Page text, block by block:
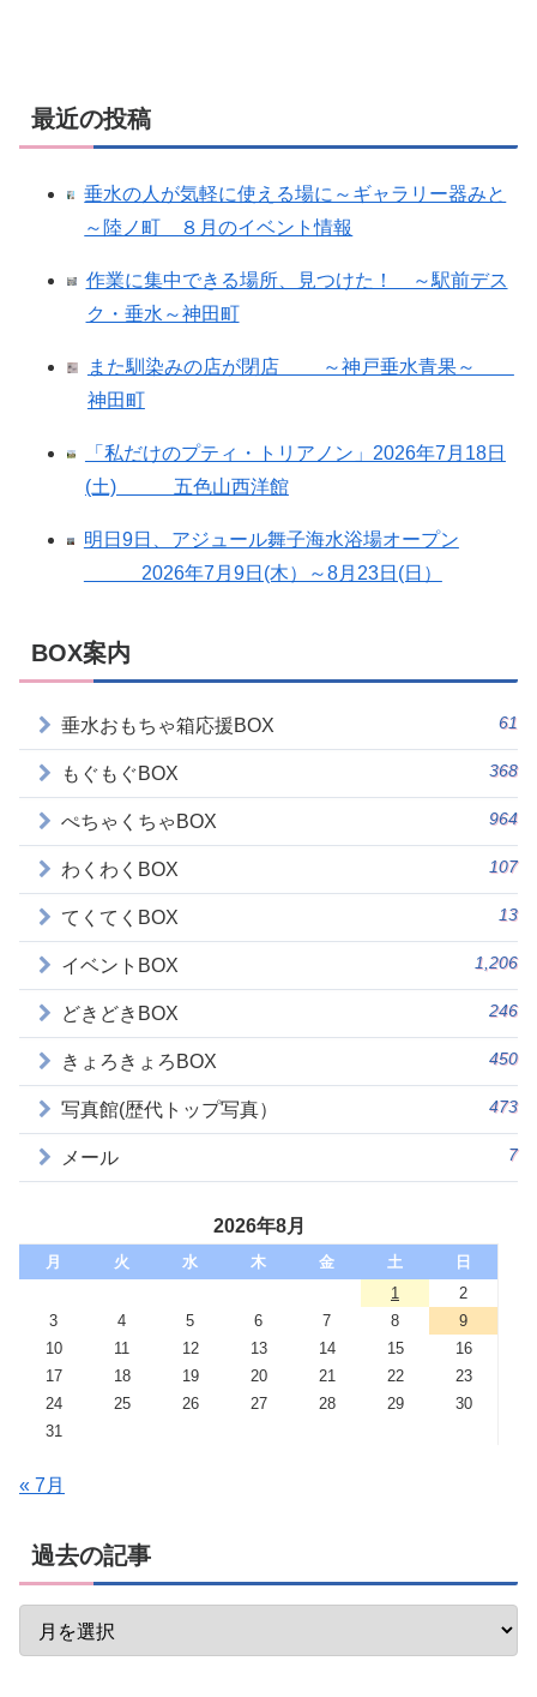
最近の投稿
垂水の人が気軽に使える場に～ギャラリー器みと
～陸ノ町 ８月のイベント情報
作業に集中できる場所、見つけた！ ～駅前デス
ク・垂水～神田町
また馴染みの店が閉店 ～神戸垂水青果～
神田町
「私だけのプティ・トリアノン」2026年7月18日
(土) 五色山西洋館
明日9日、アジュール舞子海水浴場オープン
2026年7月9日(木）～8月23日(日）
BOX案内
垂水おもちゃ箱応援BOX 61
もぐもぐBOX 368
ぺちゃくちゃBOX 964
わくわくBOX 107
てくてくBOX 13
イベントBOX 1,206
どきどきBOX 246
きょろきょろBOX 450
写真館(歴代トップ写真） 473
メール 7
2026年8月
月 火 水 木 金 土
日
1
2
3
4 5 6 7 8
9
10
11 12 13 14 15
16
17
18 19 20 21 22
23
24
25 26 27 28 29
30
31
« 7月
過去の記事